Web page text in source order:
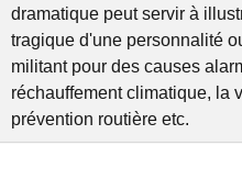
dramatique peut servir à
tragique d'une personnalité
militant pour des causes
réchauffement climatique, la
prévention routière etc.